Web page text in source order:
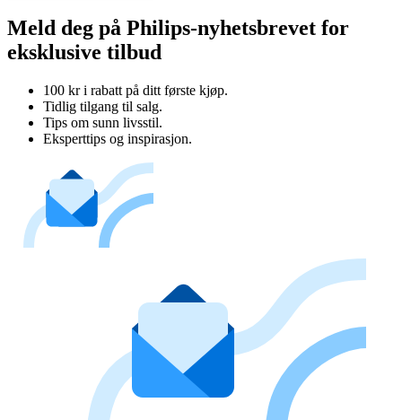
Meld deg på Philips-nyhetsbrevet for
eksklusive tilbud
100 kr i rabatt på ditt første kjøp.
Tidlig tilgang til salg.
Tips om sunn livsstil.
Eksperttips og inspirasjon.